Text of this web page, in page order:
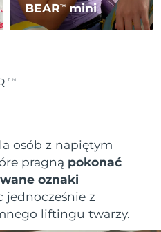
BEARTMmini
TM
osób z napiętym
pragną pokonać
oznaki
jednocześnie z
liftingu twarzy.